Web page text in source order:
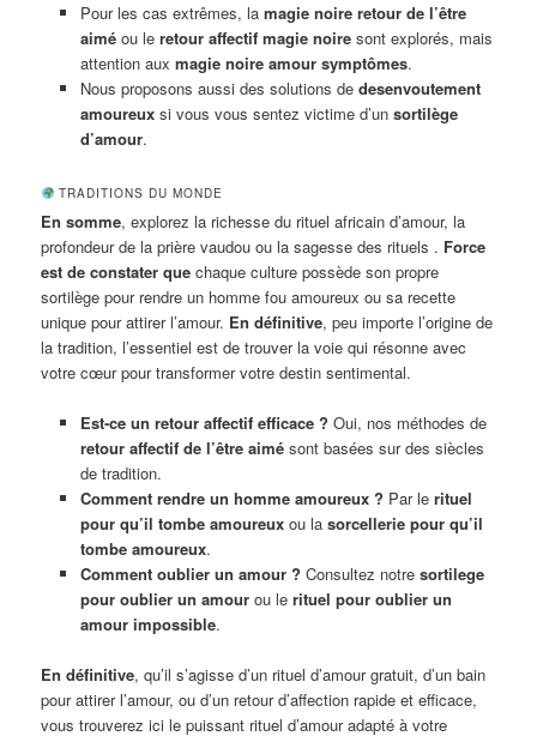
Pour les cas extrêmes, la magie noire retour de l’être
aiméou le retour affectif magie noiresont explorés, mais
attention aux magie noire amour symptômes.
Nous proposons aussi des solutions de desenvoutement
amoureuxsi vous vous sentez victime d’un sortilège
d’amour.
TRADITIONS DU MONDE
En somme, explorez la richesse du rituel africain d’amour, la
profondeur de la prière vaudou ou la sagesse des rituels . Force
est de constater que chaque culture possède son propre
sortilège pour rendre un homme fou amoureux ou sa recette
unique pour attirer l’amour. En définitive, peu importe l’origine de
la tradition, l’essentiel est de trouver la voie qui résonne avec
votre cœur pour transformer votre destin sentimental.
Est-ce un retour affectif efficace ? Oui, nos méthodes de
retour affectif de l’être aimésont basées sur des siècles
de tradition.
Comment rendre un homme amoureux ? Par le rituel
pour qu’il tombe amoureuxou la sorcellerie pour qu’il
tombe amoureux.
Comment oublier un amour ? Consultez notre sortilege
pour oublier un amourou le rituel pour oublier un
amour impossible.
En définitive, qu’il s’agisse d’un rituel d’amour gratuit, d’un bain
pour attirer l’amour, ou d’un retour d’affection rapide et efficace,
vous trouverez ici le puissant rituel d’amour adapté à votre